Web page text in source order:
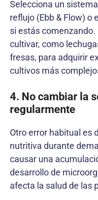
Selecciona un
reflujo (Ebb & Flow) o
si estás
cultivar, como
fresas, para adquirir
cultivos más
4. No cambiar la
regularmente
Otro error habitual es
nutritiva durante
causar una
desarrollo de
afecta la salud de las